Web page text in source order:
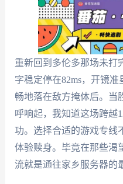
重新回到多伦多那场未打
字稳定停在82ms，开镜
畅地落在敌方掩体后。当
呼响起，我知道这场跨越
功。选择合适的游戏专线
体验赎身。毕竟在那些渴
流就是通往家乡服务器的